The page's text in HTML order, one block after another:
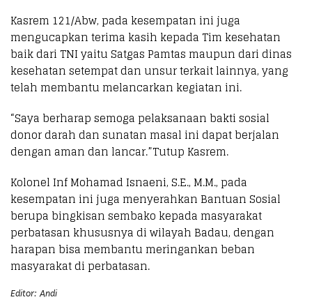
Kasrem 121/Abw, pada kesempatan ini juga
mengucapkan terima kasih kepada Tim kesehatan
baik dari TNI yaitu Satgas Pamtas maupun dari dinas
kesehatan setempat dan unsur terkait lainnya, yang
telah membantu melancarkan kegiatan ini.
“Saya berharap semoga pelaksanaan bakti sosial
donor darah dan sunatan masal ini dapat berjalan
dengan aman dan lancar.”Tutup Kasrem.
Kolonel Inf Mohamad Isnaeni, S.E., M.M., pada
kesempatan ini juga menyerahkan Bantuan Sosial
berupa bingkisan sembako kepada masyarakat
perbatasan khususnya di wilayah Badau, dengan
harapan bisa membantu meringankan beban
masyarakat di perbatasan.
Editor: Andi